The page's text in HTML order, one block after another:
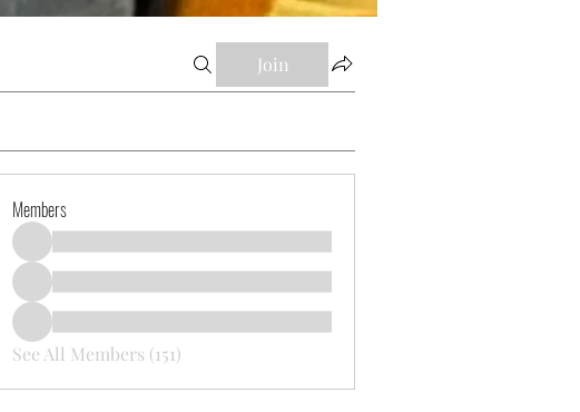
Join
Members
See All Members (151)